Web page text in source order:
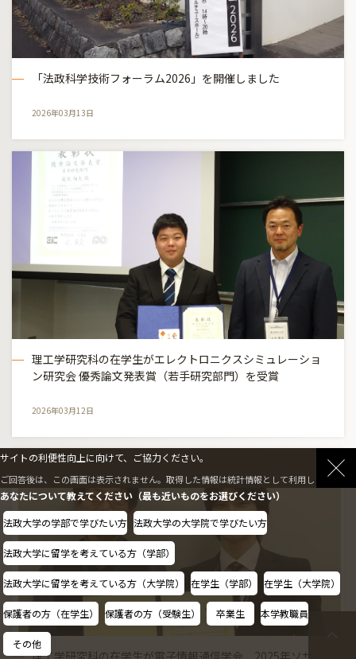
「法政科学技術フォーラム2026」を開催しました
2026年03月13日
理工学研究科の在学生がエレクトロニクスシミュレーショ
ン研究会 優秀論文発表賞（若手研究部門）を受賞
2026年03月12日
理工学研究科の在学生が電子情報通信学会 2025年ソサイ
サイトの利便性向上に向けて、ご協力ください。
ご回答後は、この画面は表示されません。取得した情報は統計情報として利用します。
あなたについて教えてください（最も近いものをお選びください）
法政大学の学部で学びたい方 法政大学の大学院で学びたい方
法政大学に留学を考えている方（学部）
法政大学に留学を考えている方（大学院） 在学生（学部） 在学生（大学院）
保護者の方（在学生） 保護者の方（受験生） 卒業生 本学教職員
その他